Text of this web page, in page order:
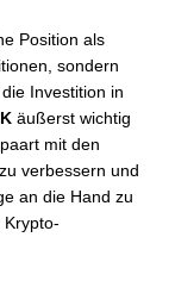
Position als
sondern
Investition in
äußerst wichtig
mit den
verbessern und
an die Hand zu
Krypto-